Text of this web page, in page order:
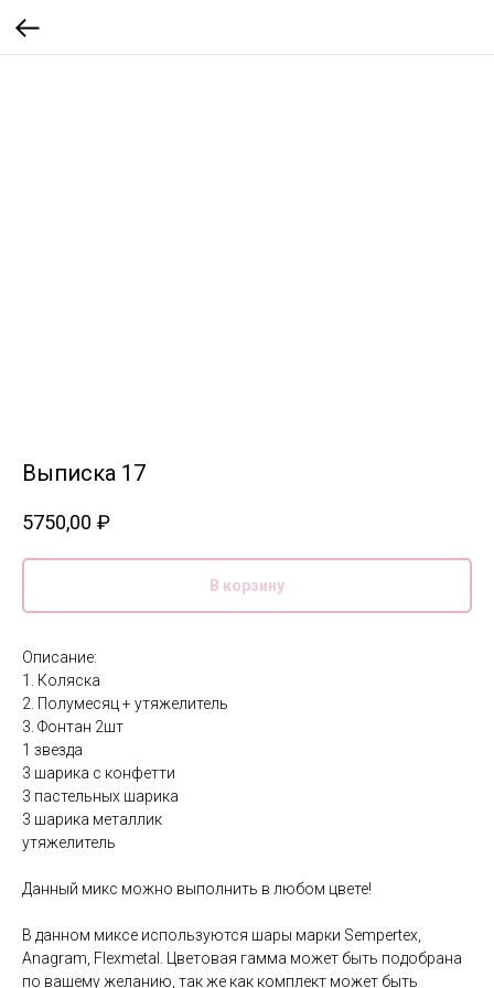
Выписка 17
5750,00 ₽
В корзину
Описание:
1. Коляска
2. Полумесяц + утяжелитель
3. Фонтан 2шт
1 звезда
3 шарика с конфетти
3 пастельных шарика
3 шарика металлик
утяжелитель
Данный микс можно выполнить в любом цвете!
В данном миксе используются шары марки Sempertex,
Anagram, Flexmetal. Цветовая гамма может быть подобрана
по вашему желанию, так же как комплект может быть